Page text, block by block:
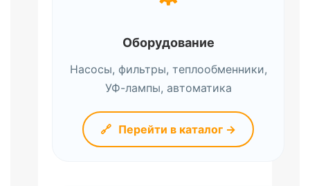
Оборудование
Насосы, фильтры, теплообменники,
УФ-лампы, автоматика
🔗 Перейти в каталог →